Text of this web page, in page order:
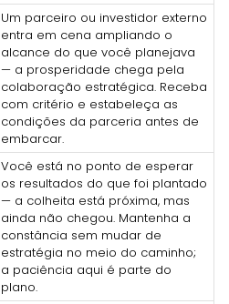
Um parceiro ou investidor externo
entra em cena ampliando o
alcance do que você planejava
— a prosperidade chega pela
colaboração estratégica. Receba
com critério e estabeleça as
condições da parceria antes de
embarcar.
Você está no ponto de esperar
os resultados do que foi plantado
— a colheita está próxima, mas
ainda não chegou. Mantenha a
constância sem mudar de
estratégia no meio do caminho;
a paciência aqui é parte do
plano.